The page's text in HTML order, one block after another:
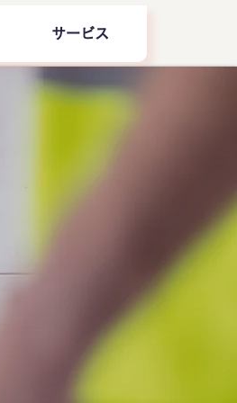
サービス